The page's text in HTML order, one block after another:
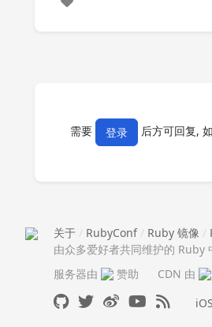
需要 登录 后方可回复,
关于 / RubyConf/ Ruby 镜像 /
由众多爱好者共同维护的 Ruby
服务器由
赞助 CDN 由